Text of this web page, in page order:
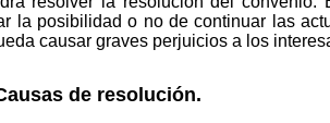
la posibilidad o no de continuar las
causar graves perjuicios a los
de resolución.